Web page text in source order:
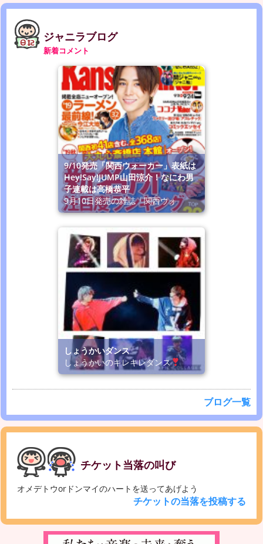
ジャニラブログ
新着コメント
9/10発売「関西ウォーカー」表紙は
Hey!Say!JUMP山田涼介！なにわ男
子連載は高橋恭平
9月10日発売の雑誌「関西ウォ
しょうかいダンス
しょうかいのキレキレダンス
ブログ一覧
チケット当落の叫び
オメデトウorドンマイのハートを送ってあげよう
チケットの当落を投稿する